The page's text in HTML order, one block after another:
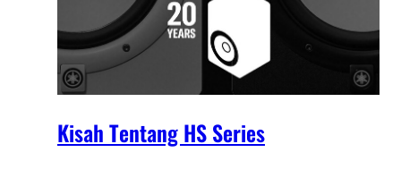
Kisah Tentang HS Series